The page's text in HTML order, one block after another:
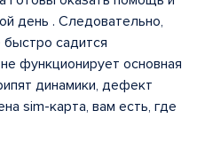
день . Следовательно,
садится
функционирует основная
динамики, дефект
sim-карта, вам есть, где